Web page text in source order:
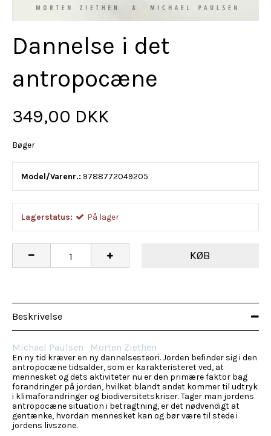
Dannelse i det
antropocæne
349,00 DKK
Bøger
Model/Varenr.: 9788772049205
Lagerstatus: På lager
KØB
Beskrivelse
Michael Paulsen Morten Ziethen
En ny tid kræver en ny dannelsesteori. Jorden befinder sig i den
antropocæne tidsalder, som er karakteristeret ved, at
mennesket og dets aktiviteter nu er den primære faktor bag
forandringer på jorden, hvilket blandt andet kommer til udtryk
i klimaforandringer og biodiversitetskriser. Tager man jordens
antropocæne situation i betragtning, er det nødvendigt at
gentænke, hvordan mennesket kan og bør være til stede i
jordens livszone.